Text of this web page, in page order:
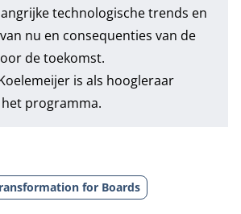
technologische trends en
nu en consequenties van de
de toekomst.
is als hoogleraar
programma.
for Boards